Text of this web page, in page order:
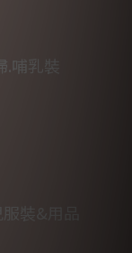
乳裝
裝&用品